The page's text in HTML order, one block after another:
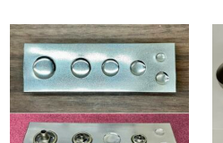
脱着強度は【しっかりめ】に設
生地に比べて厚みのあるレザー
・
【製造国】
金具は全て安全性・信頼性の高
・